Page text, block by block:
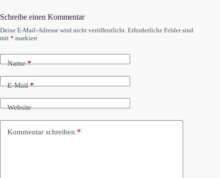
Schreibe einen Kommentar
Deine E-Mail-Adresse wird nicht veröffentlicht. Erforderliche Felder sind
mit * markiert
Name*
E-Mail*
Website
Kommentar schreiben *